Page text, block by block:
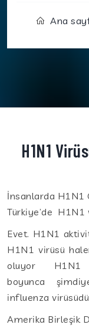
Ana
H1N1
İnsanlarda H1N1
Türkiye’de H1N1
Evet. H1N1
H1N1 virüsü
oluyor H1N1
boyunca
influenza
Amerika Birleşik